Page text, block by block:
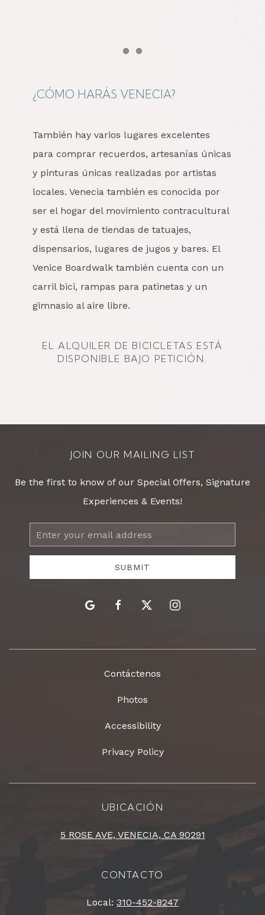
Item 1
¿CÓMO HARÁS VENECIA?
También hay varios lugares excelentes
para comprar recuerdos, artesanías únicas
y pinturas únicas realizadas por artistas
locales. Venecia también es conocida por
ser el hogar del movimiento contracultural
y está llena de tiendas de tatuajes,
dispensarios, lugares de jugos y bares. El
Venice Boardwalk también cuenta con un
carril bici, rampas para patinetas y un
gimnasio al aire libre.
EL ALQUILER DE BICICLETAS ESTÁ
DISPONIBLE BAJO PETICIÓN.
JOIN OUR MAILING LIST
Be the first to know of our Special Offers, Signature
Experiences & Events!
Email
Address
SUBMIT
google facebooktwitter instagram
Contáctenos
Photos
Accessibility
Privacy Policy
UBICACIÓN
5 ROSE AVE, VENECIA, CA 90291
CONTACTO
Local: 310-452-8247